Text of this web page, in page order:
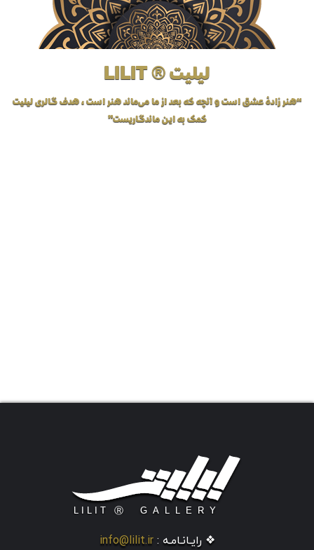
لیلیت ® LILIT
“هنر زادهٔ عشق است و آنچه که بعد از ما می‌ماند هنر است، هدف گالری لیلیت
کمک به این ماندگاریست”
❖ رایـانـامـه : info@lilit.ir